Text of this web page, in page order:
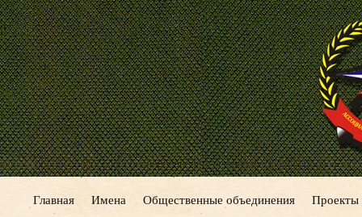
Главная Имена Общественные объединения Проекты